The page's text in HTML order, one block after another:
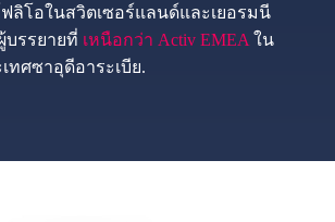
โอในสวิตเซอร์แลนด์และเยอรมนี
บรรยายที่ เหนือกว่า Activ EMEA ใน
ทศซาอุดีอาระเบีย.